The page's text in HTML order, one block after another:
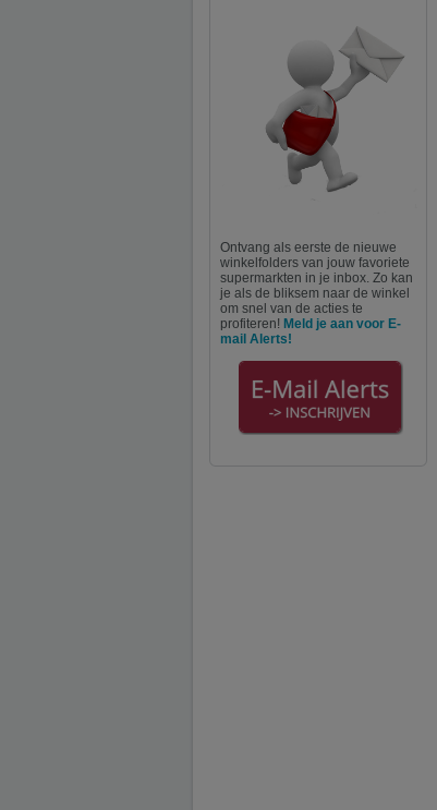
Ontvang als eerste de nieuwe
winkelfolders van jouw favoriete
supermarkten in je inbox. Zo kan
je als de bliksem naar de winkel
om snel van de acties te
profiteren! Meld je aan voor E-
mail Alerts!